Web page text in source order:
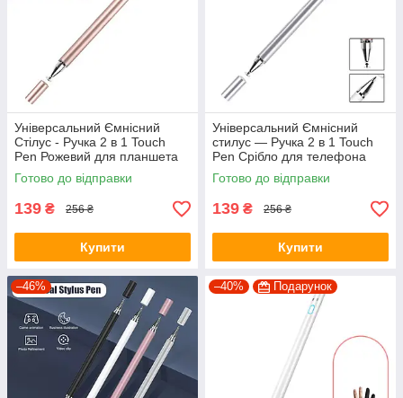
Універсальний Ємнісний
Стілус - Ручка 2 в 1 Touch
Pen Рожевий для планшета
сенсорного екрану
Готово до відправки
139 ₴ 256 ₴
Купити
Універсальний Ємнісний
стилус — Ручка 2 в 1 Touch
Pen Срібло для телефона
планшета сенсорного екрана
Готово до відправки
139 ₴ 256 ₴
Купити
–46% –40% Подарунок